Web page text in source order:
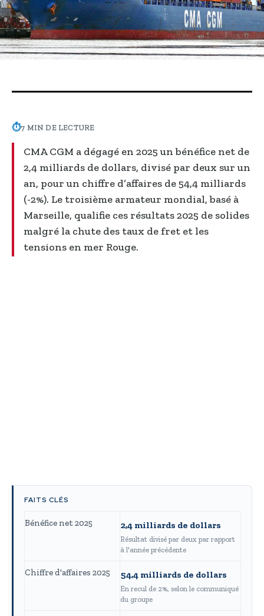
⏱7 MIN DE LECTURE
CMA CGM a dégagé en 2025 un bénéfice net de
2,4 milliards de dollars, divisé par deux sur un
an, pour un chiffre d’affaires de 54,4 milliards
(-2%). Le troisième armateur mondial, basé à
Marseille, qualifie ces résultats 2025 de solides
malgré la chute des taux de fret et les
tensions en mer Rouge.
FAITS CLÉS
Bénéfice net 2025 2,4 milliards de dollars
Résultat divisé par deux par rapport
à l'année précédente
Chiffre d'affaires 2025 54,4 milliards de dollars
En recul de 2%, selon le communiqué
du groupe